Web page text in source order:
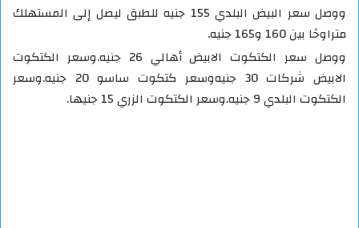
ووصل سعر البيض البلدي 155 جنيه للطبق ليصل إلى المستهلك
متراوحًا بين 160 و165 جنيه.
ووصل سعر الكتكوت الابيض أهالي 26 جنيه. وسعر الكتكوت
الابيض شركات 30 جنيه وسعر كتكوت ساسو 20 جنيه. وسعر
الكتكوت البلدي 9 جنيه. وسعر الكتكوت الزري 15 جنيها.